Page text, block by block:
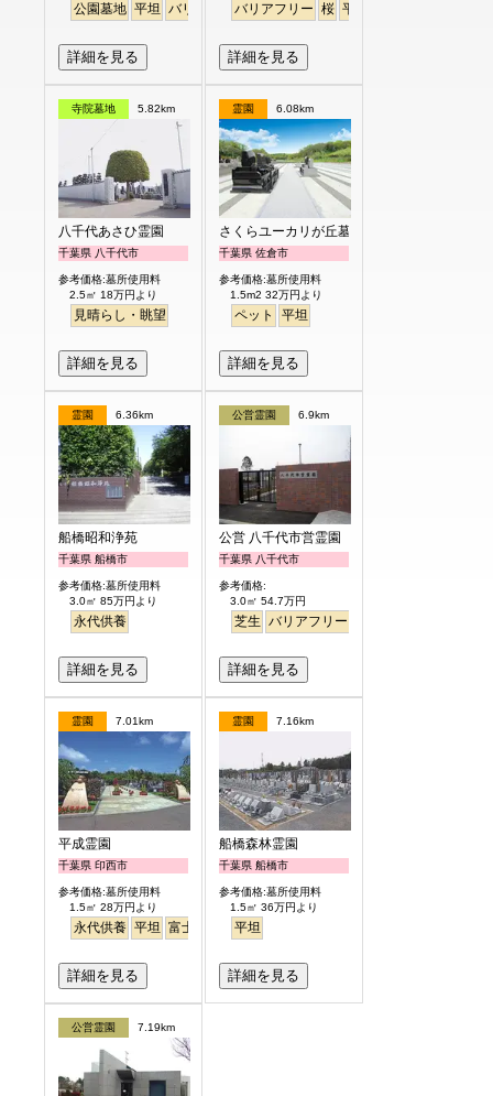
公園墓地 平坦 バリアフリー
詳細を見る
バリアフリー 桜 平坦
詳細を見る
寺院墓地 5.82km
八千代あさひ霊園
千葉県 八千代市
参考価格:墓所使用料
2.5㎡ 18万円より
見晴らし・眺望
詳細を見る
霊園 6.08km
さくらユーカリが丘墓苑
千葉県 佐倉市
参考価格:墓所使用料
1.5m2 32万円より
ペット 平坦
詳細を見る
霊園 6.36km
船橋昭和浄苑
千葉県 船橋市
参考価格:墓所使用料
3.0㎡ 85万円より
永代供養
詳細を見る
公営霊園 6.9km
公営 八千代市営霊園
千葉県 八千代市
参考価格:
3.0㎡ 54.7万円
芝生 バリアフリー
詳細を見る
霊園 7.01km
平成霊園
千葉県 印西市
参考価格:墓所使用料
1.5㎡ 28万円より
永代供養 平坦 富士山 見晴らし・眺望
詳細を見る
霊園 7.16km
船橋森林霊園
千葉県 船橋市
参考価格:墓所使用料
1.5㎡ 36万円より
平坦
詳細を見る
公営霊園 7.19km